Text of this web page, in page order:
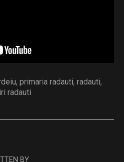
, primaria radauti, radauti,
radauti
BY